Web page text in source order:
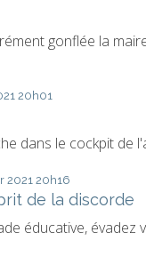
gonflée la
20h01
dans le cockpit de
2021 20h16
de la discorde
éducative, évadez